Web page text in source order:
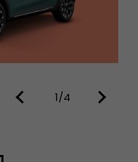
1/4